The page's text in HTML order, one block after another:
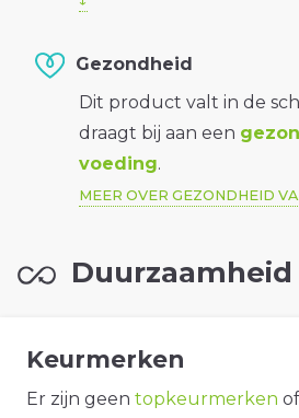
Gezondheid
Dit product valt in de
draagt bij aan een
voeding.
MEER OVER GEZONDHEID
Duurzaamheid
Keurmerken
Er zijn geen topkeurmerken of